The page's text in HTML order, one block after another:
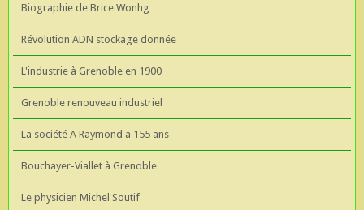
Biographie de Brice Wonhg
Révolution ADN stockage donnée
L'industrie à Grenoble en 1900
Grenoble renouveau industriel
La société A Raymond a 155 ans
Bouchayer-Viallet à Grenoble
Le physicien Michel Soutif